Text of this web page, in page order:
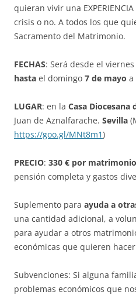
quieran vivir una
crisis o no. A todos los que
Sacramento del Matrimonio.
FECHAS: Será desde el viernes
hasta el domingo 7 de mayo a
LUGAR: en la Casa Diocesana
Juan de Aznalfarache. Sevilla
https://goo.gl/MNt8m1)
PRECIO: 330 € por matrimonio
pensión completa y gastos
Suplemento para ayuda a
una cantidad adicional, a
para ayudar a otros
económicas que quieren
Subvenciones: Si alguna
problemas económicos que